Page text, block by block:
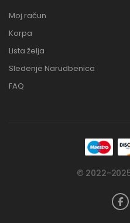
Moj račun
Korpa
Lista želja
Sledenje Narudbenica
FAQ
© 2022-2025